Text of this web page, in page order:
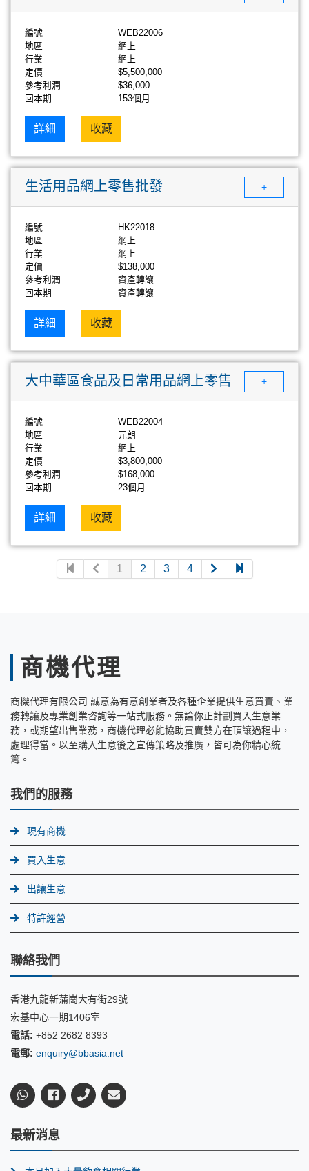
編號
WEB22006
地區
網上
行業
網上
定價
$5,500,000
參考利潤
$36,000
回本期
153個月
詳細 收藏
生活用品網上零售批發 +
編號
HK22018
地區
網上
行業
網上
定價
$138,000
參考利潤
資產轉讓
回本期
資產轉讓
詳細 收藏
大中華區食品及日常用品網上零售 +
編號
WEB22004
地區
元朗
行業
網上
定價
$3,800,000
參考利潤
$168,000
回本期
23個月
詳細 收藏
1 2 3 4
商機代理
商機代理有限公司 誠意為有意創業者及各種企業提供生意買賣、業
務轉讓及專業創業咨詢等一站式服務。無論你正計劃買入生意業
務，或期望出售業務，商機代理必能協助買賣雙方在頂讓過程中，
處理得當。以至購入生意後之宣傳策略及推廣，皆可為你精心統
籌。
我們的服務
現有商機
買入生意
出讓生意
特許經營
聯絡我們
香港九龍新蒲崗大有街29號
宏基中心一期1406室
電話: +852 2682 8393
電郵: enquiry@bbasia.net
最新消息